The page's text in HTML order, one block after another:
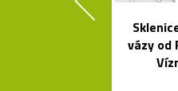
vázy od